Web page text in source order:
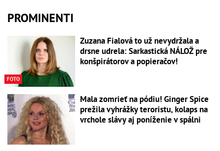
PROMINENTI
FOTO
Zuzana Fialová to už nevydržala a
drsne udrela: Sarkastická NÁLOŽ pre
konšpirátorov a popieračov!
Mala zomrieť na pódiu! Ginger Spice
prežila vyhrážky teroristu, kolaps na
vrchole slávy aj poníženie v spálni